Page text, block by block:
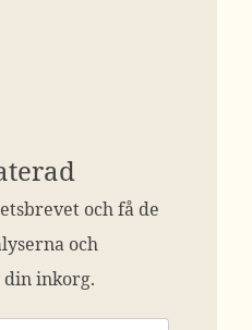
och få de
och
inkorg.